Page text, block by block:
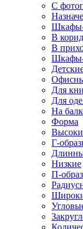
С
Шкафы-
В
В
Шкафы-
Для
Для
На
Форма
Г-
Низкие
П-